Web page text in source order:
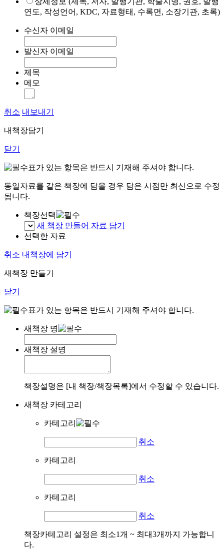
연도, 작성언어, KDC, 자료형태, 수록면, 소장기관, 초록)
수신자 이메일
발신자 이메일
제목
메모
취소 내보내기
내책장담기
닫기
표가 있는 항목은 반드시 기재해 주셔야 합니다.
동일자료를 같은 책장에 담을 경우 담은 시점만 최신으로 수정
됩니다.
책장선택
새 책장 만들어 자료 담기
선택한 자료
취소 내책장에 담기
새책장 만들기
닫기
표가 있는 항목은 반드시 기재해 주셔야 합니다.
새책장 명
새책장 설명
책장설명은 [내 책장/책장목록]에서 수정할 수 있습니다.
새책장 카테고리
카테고리
취소
카테고리
취소
카테고리
취소
책장카테고리 설정은 최소1개 ~ 최대3개까지 가능합니
다.